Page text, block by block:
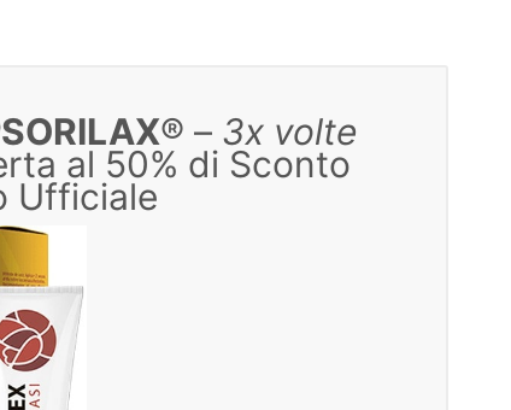
® – 3x volte
al 50% di Sconto
Ufficiale